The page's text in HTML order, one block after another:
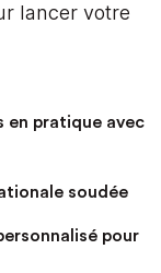
lancer votre
en pratique avec
soudée
pour